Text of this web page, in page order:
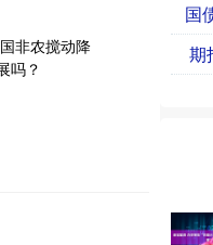
非农搅动降
吗？
国
期